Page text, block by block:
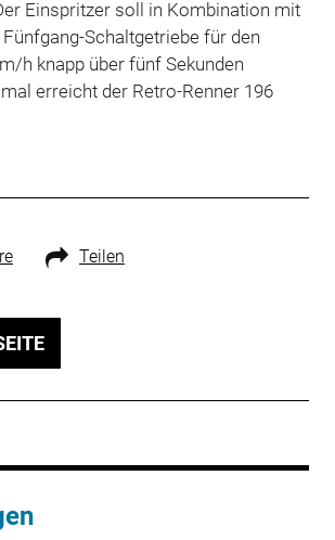
Einspritzer soll in Kombination mit
Schaltgetriebe für den
h knapp über fünf Sekunden
erreicht der Retro-Renner 196
Teilen